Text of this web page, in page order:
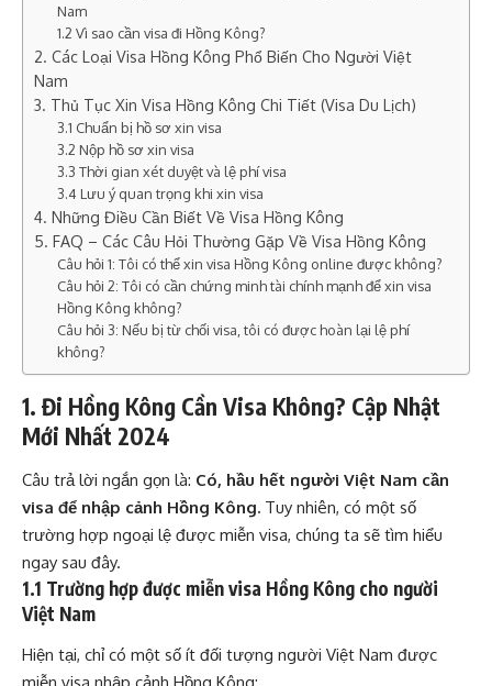
Nam
1.2 Vì sao cần visa đi Hồng Kông?
2. Các Loại Visa Hồng Kông Phổ Biến Cho Người Việt
Nam
3. Thủ Tục Xin Visa Hồng Kông Chi Tiết (Visa Du Lịch)
3.1 Chuẩn bị hồ sơ xin visa
3.2 Nộp hồ sơ xin visa
3.3 Thời gian xét duyệt và lệ phí visa
3.4 Lưu ý quan trọng khi xin visa
4. Những Điều Cần Biết Về Visa Hồng Kông
5. FAQ – Các Câu Hỏi Thường Gặp Về Visa Hồng Kông
Câu hỏi 1: Tôi có thể xin visa Hồng Kông online được không?
Câu hỏi 2: Tôi có cần chứng minh tài chính mạnh để xin visa
Hồng Kông không?
Câu hỏi 3: Nếu bị từ chối visa, tôi có được hoàn lại lệ phí
không?
1. Đi Hồng Kông Cần Visa Không? Cập Nhật
Mới Nhất 2024
Câu trả lời ngắn gọn là: Có, hầu hết người Việt Nam cần
visa để nhập cảnh Hồng Kông. Tuy nhiên, có một số
trường hợp ngoại lệ được miễn visa, chúng ta sẽ tìm hiểu
ngay sau đây.
1.1 Trường hợp được miễn visa Hồng Kông cho người
Việt Nam
Hiện tại, chỉ có một số ít đối tượng người Việt Nam được